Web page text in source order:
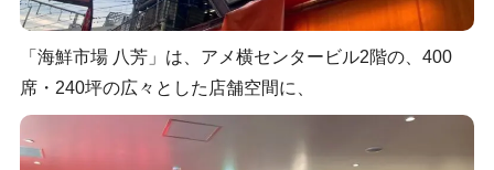
「海鮮市場 八芳」は、アメ横センタービル2階の、400
席・240坪の広々とした店舗空間に、